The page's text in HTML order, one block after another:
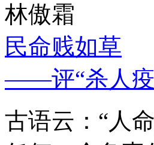
林傲霜
民命贱如草
——评“杀人疫
古语云：“人